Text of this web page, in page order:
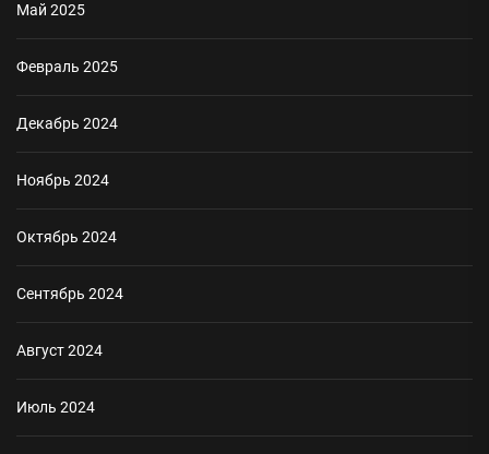
Май 2025
Февраль 2025
Декабрь 2024
Ноябрь 2024
Октябрь 2024
Сентябрь 2024
Август 2024
Июль 2024